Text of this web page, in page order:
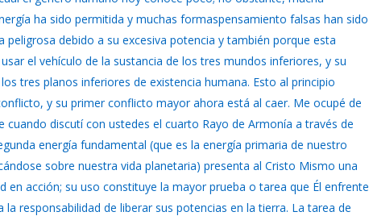
ha sido permitida y muchas formaspensamiento falsas han sido
peligrosa debido a su excesiva potencia y también porque esta
el vehículo de la sustancia de los tres mundos inferiores, y su
tres planos inferiores de existencia humana. Esto al principio
y su primer conflicto mayor ahora está al caer. Me ocupé de
discutí con ustedes el cuarto Rayo de Armonía a través de
energía fundamental (que es la energía primaria de nuestro
sobre nuestra vida planetaria) presenta al Cristo Mismo una
en acción; su uso constituye la mayor prueba o tarea que Él enfrente
la responsabilidad de liberar sus potencias en la tierra. La tarea de